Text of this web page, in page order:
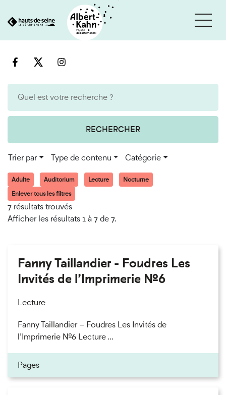
au
RECHERCHER
Trier par Type de contenu Catégorie
Adulte Auditorium Lecture
Nocturne
Enlever tous les filtres
7 résultats trouvés
Afficher les résultats 1 à 7 de 7.
Fanny Taillandier - Foudres Les
Invités de l’Imprimerie n°6
Lecture
Fanny Taillandier – Foudres Les Invités de
l’Imprimerie n°6 Lecture ...
Pages
Cookies et traceurs utilisés sur ce site